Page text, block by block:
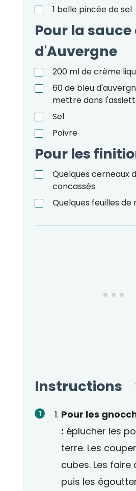
1 belle pincée de sel
Pour la
d'Auvergne
200 mlde crème
60de bleu
mettre dans
Sel
Poivre
Pour les
Quelques cerneaux
concassés
Quelques feuilles
Instructions
Pour les
: éplucher les
terre. Les
cubes. Les faire
puis les